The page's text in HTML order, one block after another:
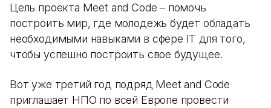
Цель проекта Meet and Code – помочь
построить мир, где молодежь будет обладать
необходимыми навыками в сфере IT для того,
чтобы успешно построить свое будущее.
Вот уже третий год подряд Meet and Code
приглашает НПО по всей Европе провести